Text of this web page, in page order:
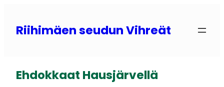
Riihimäen seudun Vihreät
Ehdokkaat Hausjärvellä